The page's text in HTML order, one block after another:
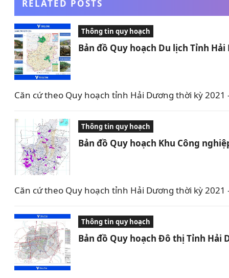
RELATED POSTS
Thông tin quy hoạch
Bản đồ Quy hoạch Du lịch Tỉnh
Căn cứ theo Quy hoạch tỉnh Hải Dương thời kỳ
Thông tin quy hoạch
Bản đồ Quy hoạch Khu Công
Căn cứ theo Quy hoạch tỉnh Hải Dương thời kỳ
Thông tin quy hoạch
Bản đồ Quy hoạch Đô thị Tỉnh Hải